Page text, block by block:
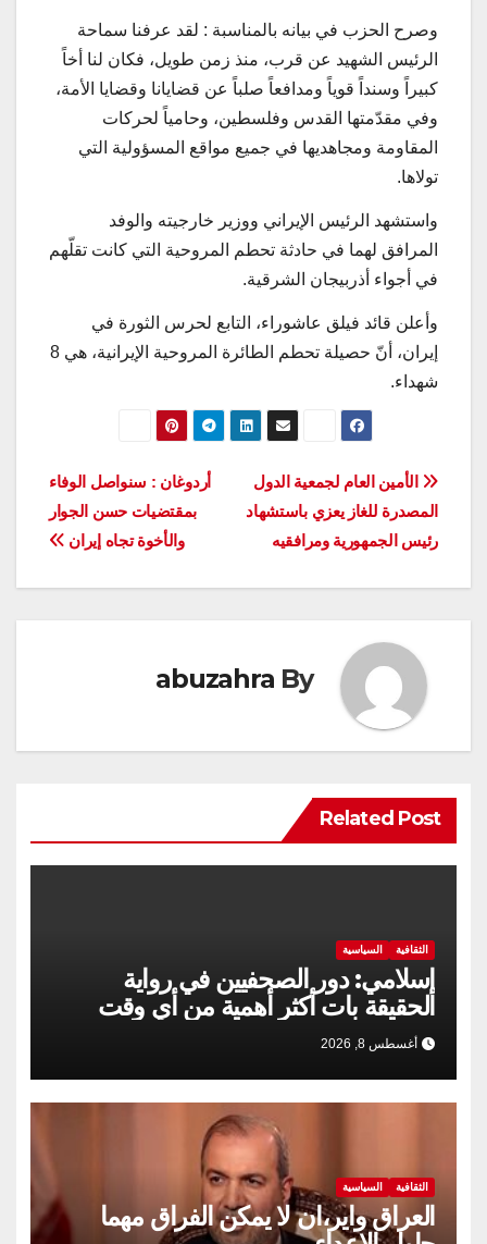
وصرح الحزب في بيانه بالمناسبة : لقد عرفنا سماحة
الرئيس الشهيد عن قرب، منذ زمن طويل، فكان لنا أخاً
كبيراً ‏وسنداً قوياً ومدافعاً ‏صلباً عن قضايانا وقضايا الأمة،
وفي مقدّمتها القدس وفلسطين، ‏وحامياً لحركات
المقاومة ومجاهديها ‏في جميع مواقع المسؤولية التي
تولاها.
واستشهد الرئيس الإيراني ووزير خارجيته والوفد
المرافق لهما في حادثة تحطم المروحية التي كانت تقلّهم
في أجواء أذربيجان الشرقية.
وأعلن قائد فيلق عاشوراء، التابع لحرس الثورة في
إيران، أنّ حصيلة تحطم الطائرة المروحية الإيرانية، هي 8
شهداء.
تصفّح
المقالات
أردوغان : سنواصل الوفاء
بمقتضيات حسن الجوار
والأخوة تجاه إيران
الأمين العام لجمعية الدول
المصدرة للغاز یعزي باستشهاد
رئیس الجمهوریة ومرافقیه
By
abuzahra
Related Post
الثقافية السياسية
إسلامي: دور الصحفيين في رواية
الحقيقة بات أكثر أهمية من أي وقت
مضى
أغسطس 8, 2026
الثقافية السياسية
العراق واير،ان لا يمكن الفراق مهما